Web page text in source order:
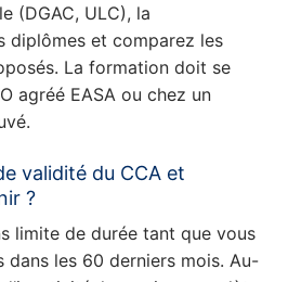
(DGAC, ULC), la
diplômes et comparez les
La formation doit se
agréé EASA ou chez un
validité du CCA et
?
limite de durée tant que vous
dans les 60 derniers mois. Au-